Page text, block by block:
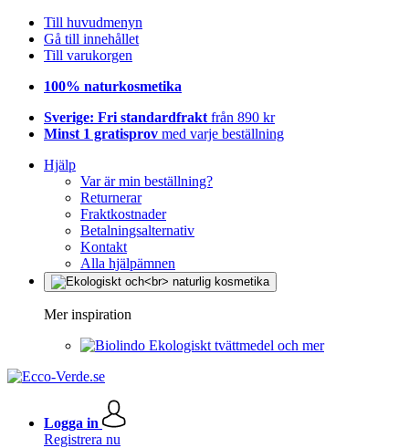
Till huvudmenyn
Gå till innehållet
Till varukorgen
100% naturkosmetika
Sverige: Fri standardfrakt från 890 kr
Minst 1 gratisprov med varje beställning
Hjälp
Var är min beställning?
Returnerar
Fraktkostnader
Betalningsalternativ
Kontakt
Alla hjälpämnen
Mer inspiration
Ekologiskt tvättmedel och mer
Logga in
Registrera nu